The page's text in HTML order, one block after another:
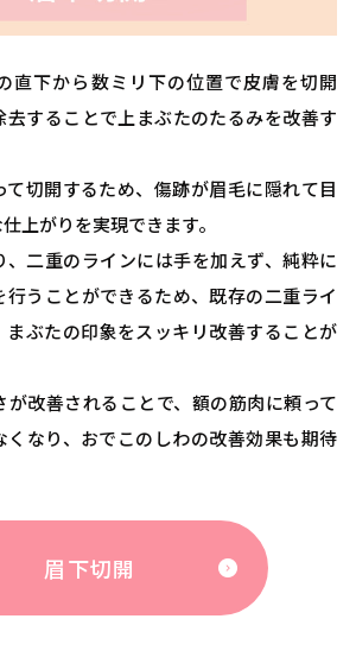
直下から数ミリ下の位置で皮膚を切開
去することで上まぶたのたるみを改善す
て切開するため、傷跡が眉毛に隠れて目
上がりを実現できます。
、二重のラインには手を加えず、純粋に
行うことができるため、既存の二重ライ
まぶたの印象をスッキリ改善することが
が改善されることで、額の筋肉に頼って
くなり、おでこのしわの改善効果も期待
眉下切開